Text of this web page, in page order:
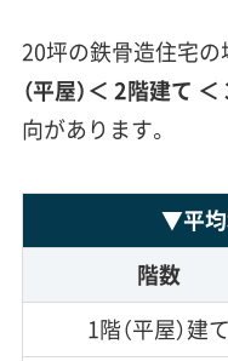
20坪の鉄骨造住宅の
（平屋）＜ 2階建て ＜
向があります。
▼平
階数
1階（平屋）建て